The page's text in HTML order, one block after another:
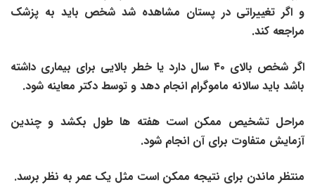
و اگر تغییراتی در پستان مشاهده شد شخص باید به پزشک
مراجعه کند.
اگر شخص بالای ۴۰ سال دارد یا خطر بالایی برای بیماری داشته
باشد باید سالانه ماموگرام انجام دهد و توسط دکتر معاینه شود.
مراحل تشخیص ممکن است هفته ها طول بکشد و چندین
آزمایش متفاوت برای آن انجام شود.
منتظر ماندن برای نتیجه ممکن است مثل یک عمر به نظر برسد.